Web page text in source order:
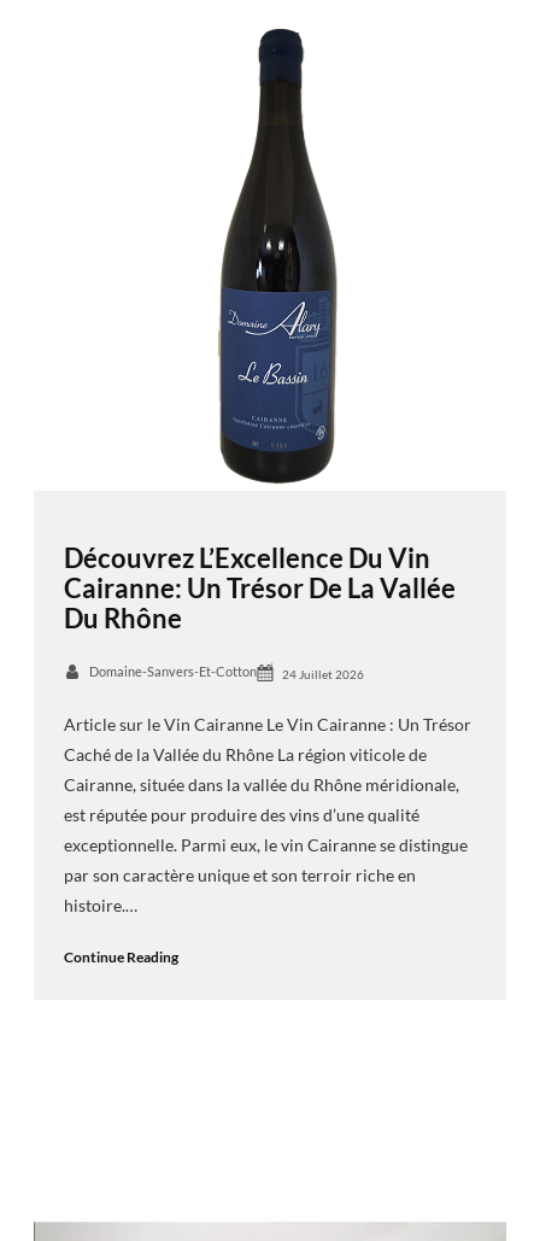
Découvrez L’Excellence Du Vin
Cairanne: Un Trésor De La Vallée
Du Rhône
Domaine-Sanvers-Et-Cotton 24 Juillet 2026
Article sur le Vin Cairanne Le Vin Cairanne : Un Trésor
Caché de la Vallée du Rhône La région viticole de
Cairanne, située dans la vallée du Rhône méridionale,
est réputée pour produire des vins d’une qualité
exceptionnelle. Parmi eux, le vin Cairanne se distingue
par son caractère unique et son terroir riche en
histoire.…
Continue Reading